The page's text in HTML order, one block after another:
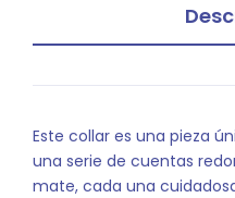
Este collar es una pieza
una serie de cuentas
mate, cada una